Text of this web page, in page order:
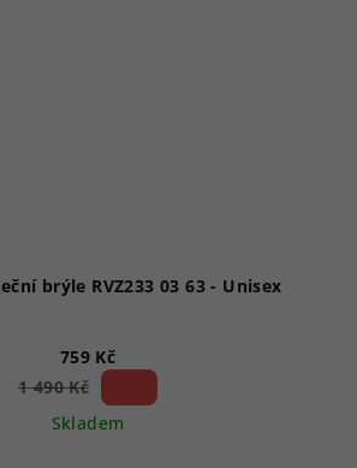
Reebok sluneční brýle RVZ233 03 63 - Unisex
759 Kč
1 490 Kč
Skladem